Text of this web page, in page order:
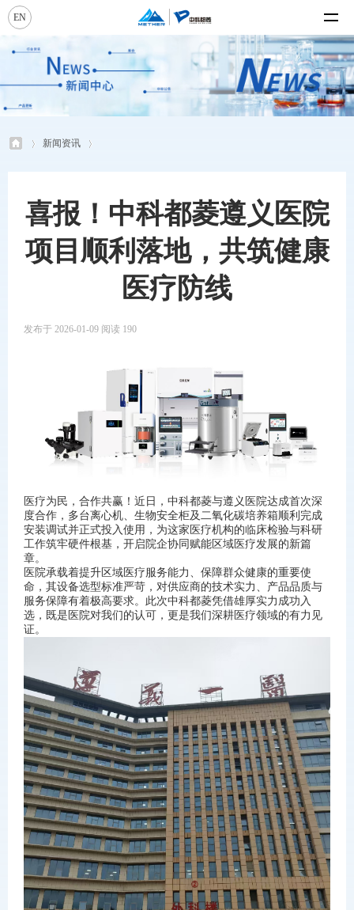
EN
新闻资讯
喜报！中科都菱遵义医院
项目顺利落地，共筑健康
医疗防线
发布于 2026-01-09 阅读 190
医疗为民，合作共赢！近日，中科都菱与遵义医院达成首次深
度合作，多台离心机、生物安全柜及二氧化碳培养箱顺利完成
安装调试并正式投入使用，为这家医疗机构的临床检验与科研
工作筑牢硬件根基，开启院企协同赋能区域医疗发展的新篇
章。
医院承载着提升区域医疗服务能力、保障群众健康的重要使
命，其设备选型标准严苛，对供应商的技术实力、产品品质与
服务保障有着极高要求。此次中科都菱凭借雄厚实力成功入
选，既是医院对我们的认可，更是我们深耕医疗领域的有力见
证。